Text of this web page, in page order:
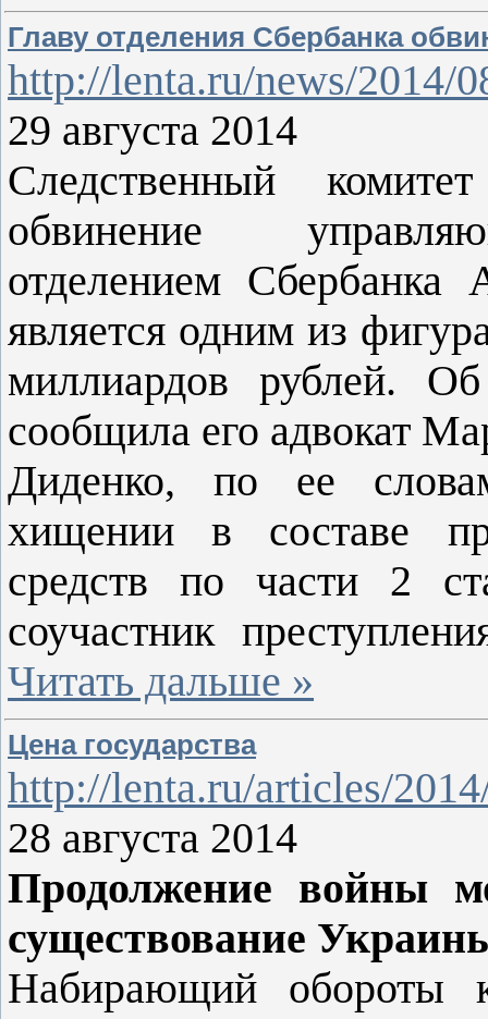
Главу отделения Сбербанка
http://lenta.ru/news/2014/
29 августа 2014
Следственный
обвинение
отделением Сбербанка
является одним из
миллиардов рублей.
сообщила его адвокат
Диденко, по ее
хищении в составе
средств по части 2
соучастник
Читать дальше »
Цена государства
http://lenta.ru/articles/
28 августа 2014
Продолжение войны
существование
Набирающий обороты